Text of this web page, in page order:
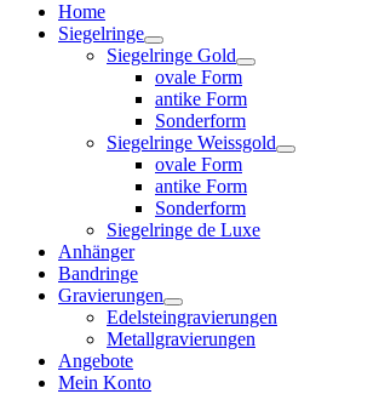
Home
Siegelringe
Siegelringe Gold
ovale Form
antike Form
Sonderform
Siegelringe Weissgold
ovale Form
antike Form
Sonderform
Siegelringe de Luxe
Anhänger
Bandringe
Gravierungen
Edelsteingravierungen
Metallgravierungen
Angebote
Mein Konto